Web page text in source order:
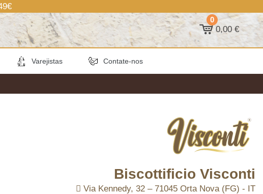
0
0,00 €
Varejistas Contate-nos
Biscottificio Visconti
Via Kennedy, 32 – 71045 Orta Nova (FG) - IT